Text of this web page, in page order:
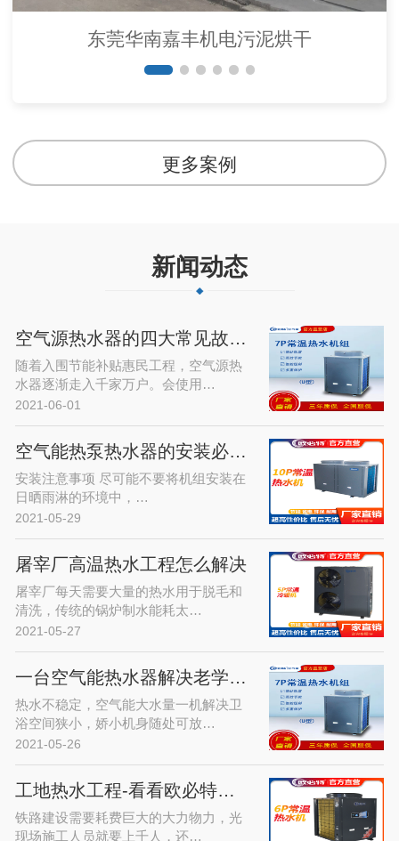
东莞华南嘉丰机电污泥烘干
更多案例
新闻动态
空气源热水器的四大常见故障及解决…
随着入围节能补贴惠民工程，空气源热
水器逐渐走入千家万户。会使用…
2021-06-01
空气能热泵热水器的安装必须注意的…
安装注意事项 尽可能不要将机组安装在
日晒雨淋的环境中，…
2021-05-29
屠宰厂高温热水工程怎么解决
屠宰厂每天需要大量的热水用于脱毛和
清洗，传统的锅炉制水能耗太…
2021-05-27
一台空气能热水器解决老学区房热水…
热水不稳定，空气能大水量一机解决卫
浴空间狭小，娇小机身随处可放…
2021-05-26
工地热水工程-看看欧必特空气能热…
铁路建设需要耗费巨大的大力物力，光
现场施工人员就要上千人，还…